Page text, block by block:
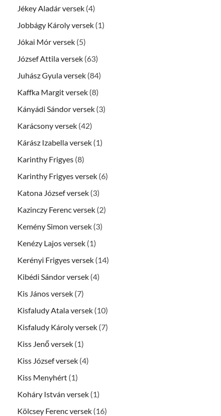
Jékey Aladár versek (4)
Jobbágy Károly versek (1)
Jókai Mór versek (5)
József Attila versek (63)
Juhász Gyula versek (84)
Kaffka Margit versek (8)
Kányádi Sándor versek (3)
Karácsony versek (42)
Kárász Izabella versek (1)
Karinthy Frigyes (8)
Karinthy Frigyes versek (6)
Katona József versek (3)
Kazinczy Ferenc versek (2)
Kemény Simon versek (3)
Kenézy Lajos versek (1)
Kerényi Frigyes versek (14)
Kibédi Sándor versek (4)
Kis János versek (7)
Kisfaludy Atala versek (10)
Kisfaludy Károly versek (7)
Kiss Jenő versek (1)
Kiss József versek (4)
Kiss Menyhért (1)
Koháry István versek (1)
Kölcsey Ferenc versek (16)